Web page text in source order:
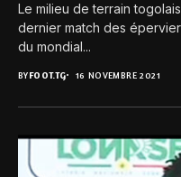
Le milieu de terrain
dernier match des
du mondial...
BYFOOT.TG 16 NOVEMBRE 2021